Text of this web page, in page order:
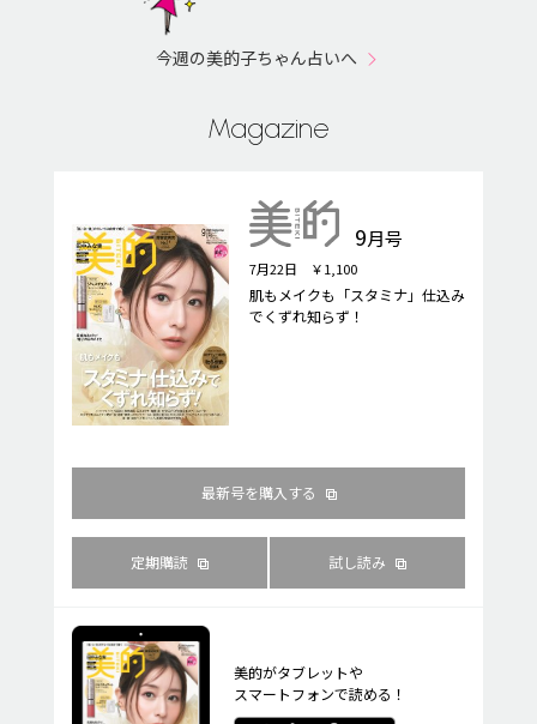
今週の美的子ちゃん占いへ
Magazine
9月号
7月22日 ￥1,100
肌もメイクも「スタミナ」仕込み
でくずれ知らず！
最新号を購入する
定期購読 試し読み
美的がタブレットや
スマートフォンで読める！